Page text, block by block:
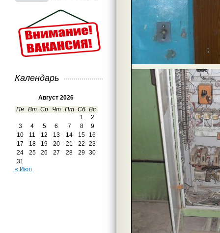
Календарь
Август 2026
Пн Вт Ср Чт Пт Сб Вс
1
2
3
4 5 6 7 8
9
10
11 12 13 14 15
16
17
18 19 20 21 22
23
24
25 26 27 28 29
30
31
« Июл